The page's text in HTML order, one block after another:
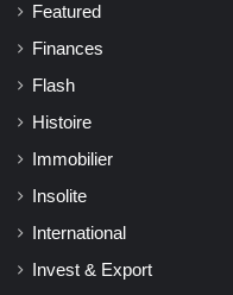
Featured
Finances
Flash
Histoire
Immobilier
Insolite
International
Invest & Export